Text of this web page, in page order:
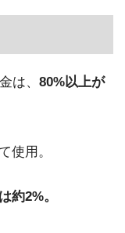
は、 80%以上が
使用。
約2%。